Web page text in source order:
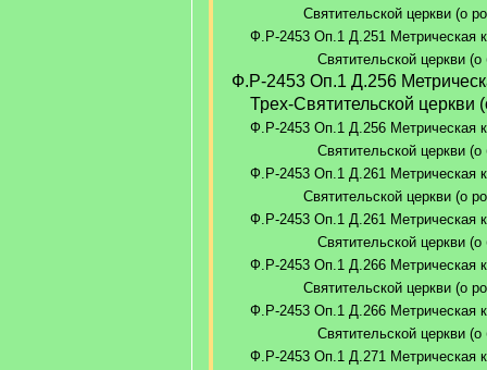
Святительской церкви (о
Ф.Р-2453 Оп.1 Д.251 Метрическая
Святительской церкви (о
Ф.Р-2453 Оп.1 Д.256
Трех-Святительской церкви
Ф.Р-2453 Оп.1 Д.256 Метрическая
Святительской церкви (о
Ф.Р-2453 Оп.1 Д.261 Метрическая
Святительской церкви (о
Ф.Р-2453 Оп.1 Д.261 Метрическая
Святительской церкви (о
Ф.Р-2453 Оп.1 Д.266 Метрическая
Святительской церкви (о
Ф.Р-2453 Оп.1 Д.266 Метрическая
Святительской церкви (о
Ф.Р-2453 Оп.1 Д.271 Метрическая